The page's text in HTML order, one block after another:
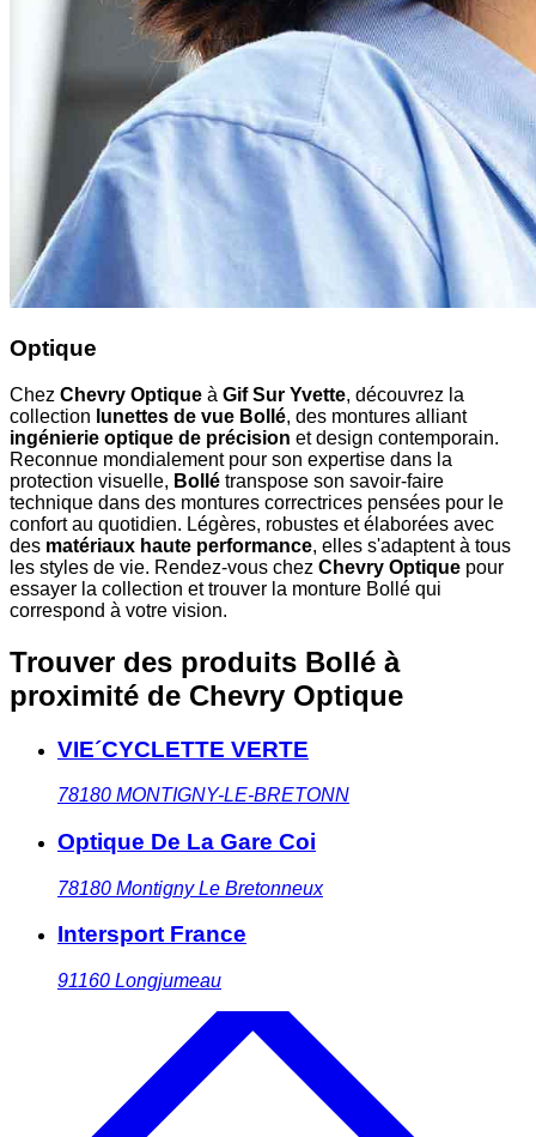
Optique
Chez Chevry Optique à Gif Sur Yvette, découvrez la
collection lunettes de vue Bollé, des montures alliant
ingénierie optique de précision et design contemporain.
Reconnue mondialement pour son expertise dans la
protection visuelle, Bollé transpose son savoir-faire
technique dans des montures correctrices pensées pour le
confort au quotidien. Légères, robustes et élaborées avec
des matériaux haute performance, elles s'adaptent à tous
les styles de vie. Rendez-vous chez Chevry Optique pour
essayer la collection et trouver la monture Bollé qui
correspond à votre vision.
Trouver des produits Bollé à
proximité de Chevry Optique
VIE´CYCLETTE VERTE
78180 MONTIGNY-LE-BRETONN
Optique De La Gare Coi
78180 Montigny Le Bretonneux
Intersport France
91160 Longjumeau